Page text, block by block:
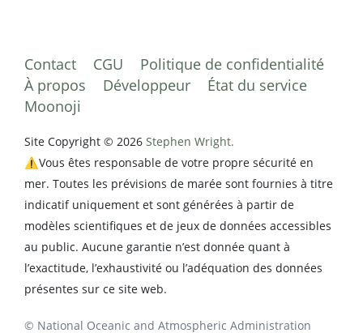
Contact CGU
Politique de confidentialité
À propos
Développeur
État du service
Moonoji
Site Copyright © 2026 Stephen Wright.
⚠️Vous êtes responsable de votre propre sécurité en
mer. Toutes les prévisions de marée sont fournies à titre
indicatif uniquement et sont générées à partir de
modèles scientifiques et de jeux de données accessibles
au public. Aucune garantie n’est donnée quant à
l’exactitude, l’exhaustivité ou l’adéquation des données
présentes sur ce site web.
© National Oceanic and Atmospheric Administration